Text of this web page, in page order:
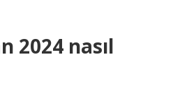
2024 nasıl